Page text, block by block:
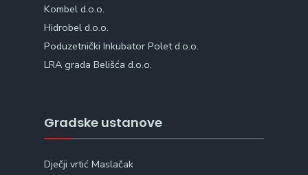
Kombel d.o.o.
Hidrobel d.o.o.
Poduzetnički Inkubator Polet d.o.o.
LRA grada Belišća d.o.o.
Gradske ustanove
Dječji vrtić Maslačak